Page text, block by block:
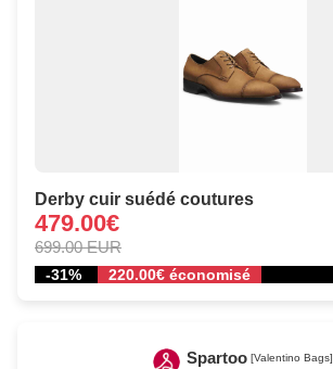
Derby cuir suédé coutures
479.00€
699.00 EUR
-31% 220.00€ économisé
Spartoo [Valentino Bags]